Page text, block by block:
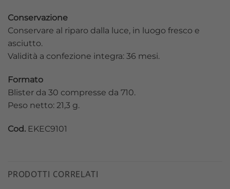
Conservazione
Conservare al riparo dalla luce, in luogo fresco e
asciutto.
Validità a confezione integra: 36 mesi.
Formato
Blister da 30 compresse da 710.
Peso netto: 21,3 g.
Cod. EKEC9101
PRODOTTI CORRELATI